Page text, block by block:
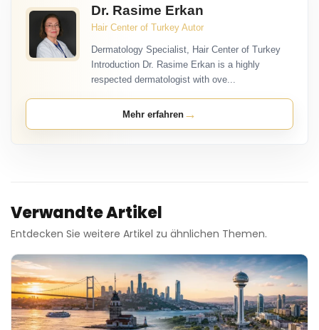
Dr. Rasime Erkan
Hair Center of Turkey Autor
Dermatology Specialist, Hair Center of Turkey
Introduction Dr. Rasime Erkan is a highly
respected dermatologist with ove...
Mehr erfahren →
Verwandte Artikel
Entdecken Sie weitere Artikel zu ähnlichen Themen.